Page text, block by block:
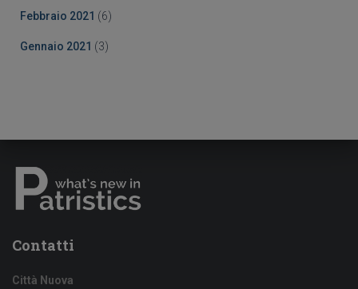
Febbraio 2021 (6)
Gennaio 2021 (3)
Contatti
Città Nuova